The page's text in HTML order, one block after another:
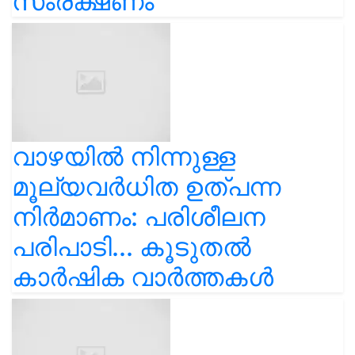
വാഴയിൽ നിന്നുള്ള
മൂല്യവർധിത ഉത്പന്ന
നിർമാണം: പരിശീലന
പരിപാടി... കൂടുതൽ
കാർഷിക വാർത്തകൾ